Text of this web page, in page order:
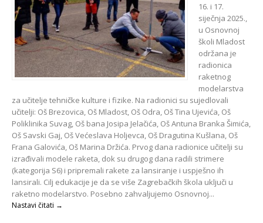
16. i 17.
siječnja 2025.,
u Osnovnoj
školi Mladost
održana je
radionica
raketnog
modelarstva
za učitelje tehničke kulture i fizike. Na radionici su sujedlovali
učitelji: Oš Brezovica, Oš Mladost, Oš Odra, Oš Tina Ujevića, Oš
Poliklinika Suvag, Oš bana Josipa Jelačića, Oš Antuna Branka Šimića,
Oš Savski Gaj, Oš Većeslava Holjevca, Oš Dragutina Kušlana, Oš
Frana Galovića, Oš Marina Držića. Prvog dana radionice učitelji su
izrađivali modele raketa, dok su drugog dana radili strimere
(kategorija S6) i pripremali rakete za lansiranje i uspješno ih
lansirali. Cilj edukacije je da se više Zagrebačkih škola uključi u
raketno modelarstvo. Posebno zahvaljujemo Osnovnoj...
Nastavi čitati →